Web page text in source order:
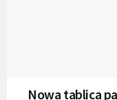
Nowa tablica